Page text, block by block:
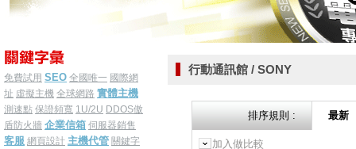
免費試用 SEO 全國唯一 國際網
址 虛擬主機 全球網路 實體主機
測速點 保證頻寬 1U/2U DDOS傲
盾防火牆 企業信箱 伺服器銷售
客服 網頁設計 主機代管 關鍵字
行動通訊館 / SONY
排序規則 : 最新
加入做比較